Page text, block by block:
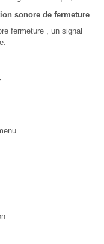
sonore de fermeture
fermeture , un signal